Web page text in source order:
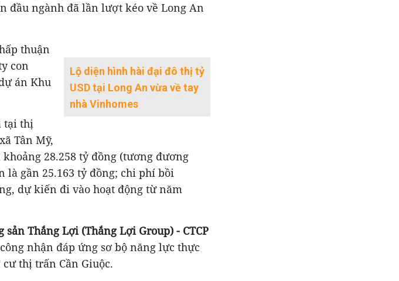
đầu ngành đã lần lượt kéo về Long An
Lộ diện hình hài đại đô thị tỷ
USD tại Long An vừa về tay
nhà Vinhomes
thuận
con
án Khu
tại thị
Tân Mỹ,
28.258 tỷ đồng (tương đương
là gần 25.163 tỷ đồng; chi phí bồi
dự kiến đi vào hoạt động từ năm
Thắng Lợi (Thắng Lợi Group) - CTCP
nhận đáp ứng sơ bộ năng lực thực
thị trấn Cần Giuộc.